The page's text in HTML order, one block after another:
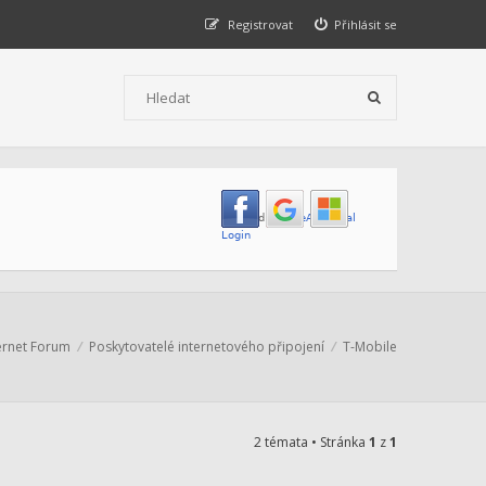
Přihlásit se
Registrovat
Forum Poskytovatelé internetového připojení T-Mobile
2 témata • Stránka 1 z1